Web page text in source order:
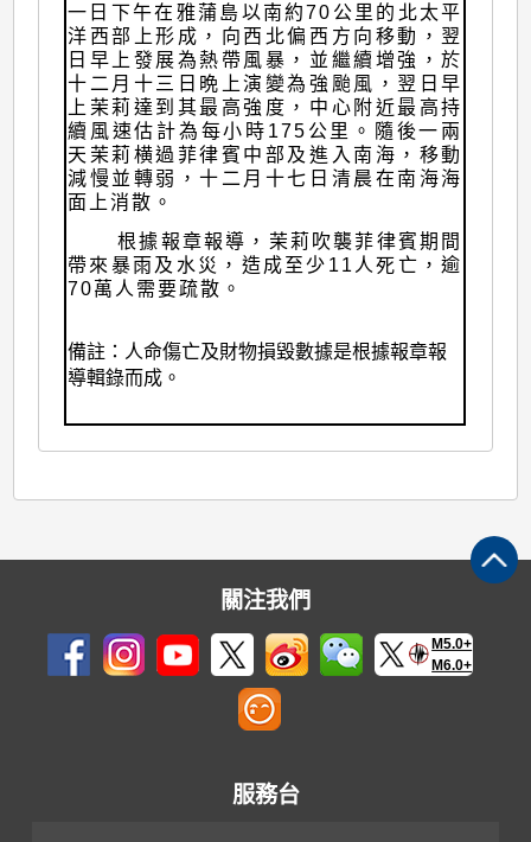
一日下午在雅蒲島以南約70公里的北太平
洋西部上形成，向西北偏西方向移動，翌
日早上發展為熱帶風暴，並繼續增強，於
十二月十三日晩上演變為強颱風，翌日早
上茉莉達到其最高強度，中心附近最高持
續風速估計為每小時175公里。隨後一兩
天茉莉横過菲律賓中部及進入南海，移動
減慢並轉弱，十二月十七日清晨在南海海
面上消散。
根據報章報導，茉莉吹襲菲律賓期間
帶來暴雨及水災，造成至少11人死亡，逾
70萬人需要疏散。
備註：人命傷亡及財物損毀數據是根據報章報
導輯錄而成。
關注我們
M5.0+
M6.0+
服務台